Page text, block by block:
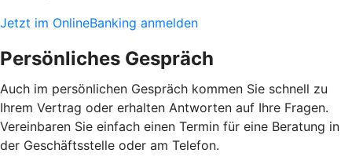
Jetzt im OnlineBanking anmelden
Persönliches Gespräch
Auch im persönlichen Gespräch kommen Sie schnell zu
Ihrem Vertrag oder erhalten Antworten auf Ihre Fragen.
Vereinbaren Sie einfach einen Termin für eine Beratung in
der Geschäftsstelle oder am Telefon.